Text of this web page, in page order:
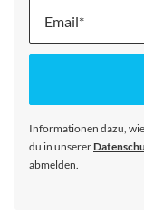
Melde
für
Informationen dazu,
du in unserer
abmelden.